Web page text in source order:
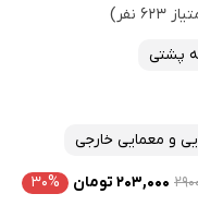
۶۲۳ نفر)
پشتی
و معمایی خارجی
۲۰۳,۰۰۰ تومان ۳۰%